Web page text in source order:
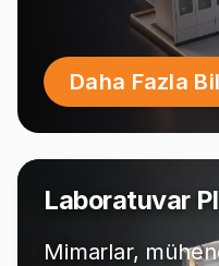
Daha Fazla
Laboratuvar
Mimarlar,